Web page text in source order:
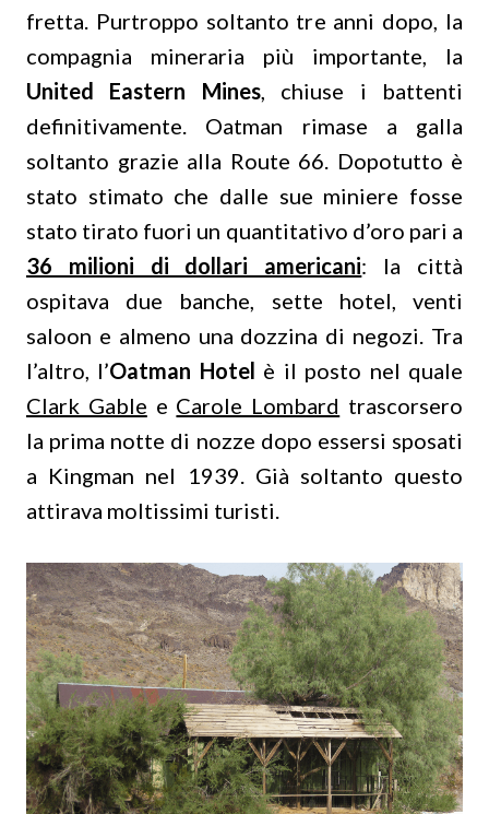
fretta. Purtroppo soltanto tre anni dopo, la
compagnia mineraria più importante, la
United Eastern Mines, chiuse i battenti
definitivamente. Oatman rimase a galla
soltanto grazie alla Route 66. Dopotutto è
stato stimato che dalle sue miniere fosse
stato tirato fuori un quantitativo d’oro pari a
36 milioni di dollari americani: la città
ospitava due banche, sette hotel, venti
saloon e almeno una dozzina di negozi. Tra
l’altro, l’Oatman Hotel è il posto nel quale
Clark Gable e Carole Lombard trascorsero
la prima notte di nozze dopo essersi sposati
a Kingman nel 1939. Già soltanto questo
attirava moltissimi turisti.